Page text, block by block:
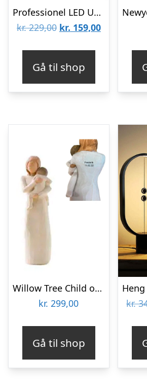
Professionel LED UV Neglelampe
kr.229,00 Den
kr. 229,00.
kr. 159,00Den
kr. 159,00.
Gå til shop
Willow Tree Child of my Heart
kr. 299,00
Gå til shop
kr.